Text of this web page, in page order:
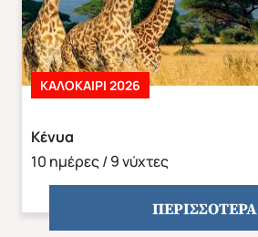
Κένυα
10 ημέρες / 9 νύχτες
ΚΑΛΟΚΑΙΡΙ 2026
ΠΕΡΙΣΣΟΤΕΡΑ